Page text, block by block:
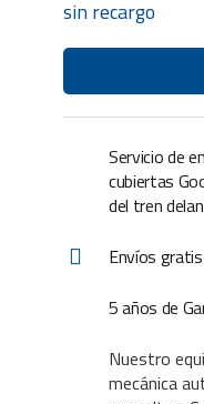
U$S
99,00.
U$S
79,00.
sin recargo
Servicio de
cubiertas
del tren
Envíos
5 años de
Nuestro
mecánica